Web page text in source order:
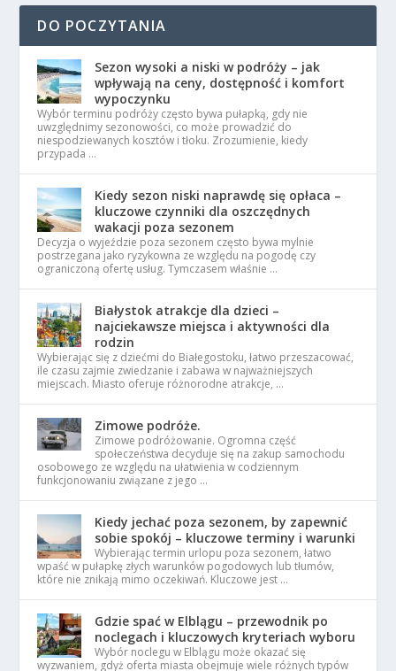
DO POCZYTANIA
Sezon wysoki a niski w podróży – jak
wpływają na ceny, dostępność i komfort
wypoczynku
Wybór terminu podróży często bywa pułapką, gdy nie
uwzględnimy sezonowości, co może prowadzić do
niespodziewanych kosztów i tłoku. Zrozumienie, kiedy
przypada …
Kiedy sezon niski naprawdę się opłaca –
kluczowe czynniki dla oszczędnych
wakacji poza sezonem
Decyzja o wyjeździe poza sezonem często bywa mylnie
postrzegana jako ryzykowna ze względu na pogodę czy
ograniczoną ofertę usług. Tymczasem właśnie …
Białystok atrakcje dla dzieci –
najciekawsze miejsca i aktywności dla
rodzin
Wybierając się z dziećmi do Białegostoku, łatwo przeszacować,
ile czasu zajmie zwiedzanie i zabawa w najważniejszych
miejscach. Miasto oferuje różnorodne atrakcje, …
Zimowe podróże.
Zimowe podróżowanie. Ogromna część
społeczeństwa decyduje się na zakup samochodu
osobowego ze względu na ułatwienia w codziennym
funkcjonowaniu związane z jego …
Kiedy jechać poza sezonem, by zapewnić
sobie spokój – kluczowe terminy i warunki
Wybierając termin urlopu poza sezonem, łatwo
wpaść w pułapkę złych warunków pogodowych lub tłumów,
które nie znikają mimo oczekiwań. Kluczowe jest …
Gdzie spać w Elblągu – przewodnik po
noclegach i kluczowych kryteriach wyboru
Wybór noclegu w Elblągu może okazać się
wyzwaniem, gdyż oferta miasta obejmuje wiele różnych typów